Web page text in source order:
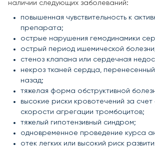
наличии следующих заболеваний:
повышенная чувствительность к
препарата;
острые нарушения гемодинамики
острый период ишемической
стеноз клапана или сердечная
некроз тканей сердца,
назад;
тяжелая форма обструктивной
высокие риски кровотечений за счет
скорости агрегации тромбоцитов;
тяжелый гипотензивный синдром;
одновременное проведение курса
отек легких или высокий риск